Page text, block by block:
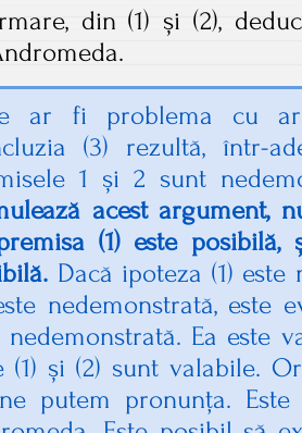
din (1) și (2),
ar fi problema cu
(3) rezultă, într-
1 și 2 sunt
acest argument,
(1) este
Dacă ipoteza (1)
nedemonstrată, este
nedemonstrată. Ea este
(1) și (2) sunt valabile.
putem pronunța.